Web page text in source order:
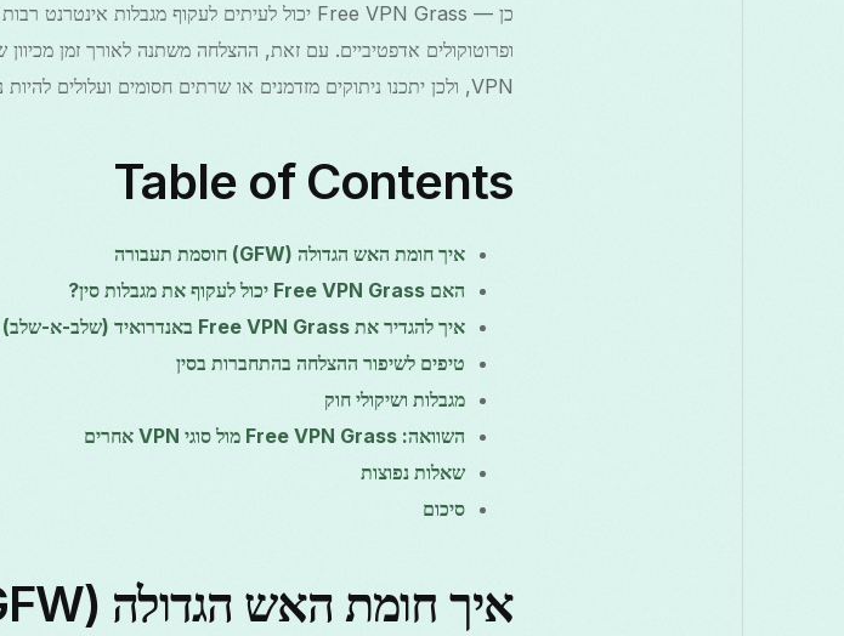
ופרוטוקולים אדפטיביים. עם זאת, ההצלחה משתנה לאורך זמן
VPN, ולכן יתכנו ניתוקים מזדמנים או שרתים חסומים ועלולים להיות נדרשים הגדרות חלופיות.
Table of Contents
איך חומת האש הגדולה (GFW) חוסמת תעבורה
האם Free VPN Grass יכול לעקוף את מגבלות סין?
איך להגדיר את Free VPN Grass באנדרואיד (שלב-א-שלב)
טיפים לשיפור ההצלחה בהתחברות בסין
מגבלות ושיקולי חוק
השוואה: Free VPN Grass מול סוגי VPN אחרים
שאלות נפוצות
סיכום
איך חומת האש הגדולה (GFW) חוסמת תעבורה